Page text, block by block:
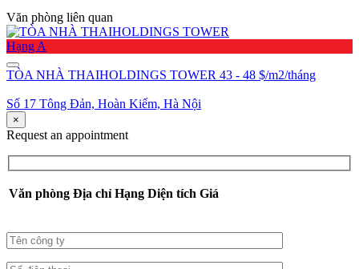
Văn phòng liên quan
Hạng A
TÒA NHÀ THAIHOLDINGS TOWER 43 - 48 $/m2/tháng
Số 17 Tông Đản, Hoàn Kiếm, Hà Nội
×
Request an appointment
Văn phòng Địa chỉ Hạng Diện tích Giá